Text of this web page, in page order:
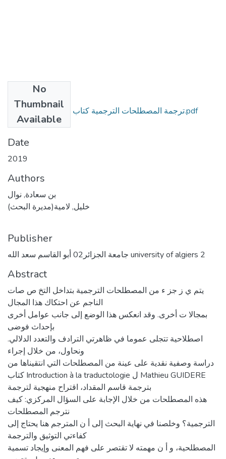
No
Thumbnail
Available
ترجمة المصطلحات الترجمية كتاب ماتيو غيدر أنموذجا1.pdf
(3.02 MB)
Date
2019
Authors
بن سعادة, نوال
خليل, لامية(مديرة البحث)
Publisher
جامعة الجزائر02 أبو القاسم سعد الله university of algiers 2
Abstract
يتم ي ز جز ء من المصطلحات الترجمية بتداخل التخ ص صات
الناجم عن احتكاك هذا المجال
بمجالا ت أخرى. وقد انعكس هذا الوضع إلى جانب عوامل أخرى
بإحداث فوضى
اصطلاحية تتجلى عموما في ظاهرتي الترادف والتعدد الدلالي.
ونحاول، من خلال إجراء
دراسة وصفية نقدية على عينة من المصطلحات التي انتقيناها من
كتاب Introduction à la traductologie ل Mathieu GUIDERE
بترجمة قاسم المقداد، اقتراح منهجية لترجمة
هذه المصطلحات من خلال الإجابة على السؤال المركزي: كيف
نترجم المصطلحات
الترجمية؟ وخلصنا في نهاية البحث إلى أ ن المترجم هنا يحتاج إلى
كفاءتي التوثيق والترجمة
المصطلحية، و أ ن مهمته لا تقتصر على فهم المعنى وإيجاد تسمية